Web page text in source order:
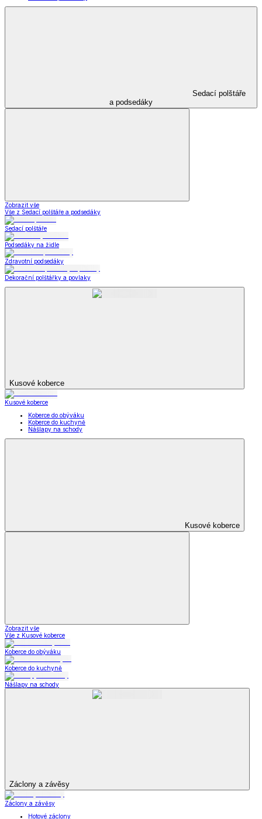
Sedací polštáře
a podsedáky
Zobrazit vše
Vše z Sedací polštáře a podsedáky
Sedací polštáře
Podsedáky na židle
Zdravotní podsedáky
Dekorační polštářky a povlaky
Kusové koberce
Kusové koberce
Koberce do obýváku
Koberce do kuchyně
Nášlapy na schody
Kusové koberce
Zobrazit vše
Vše z Kusové koberce
Koberce do obýváku
Koberce do kuchyně
Nášlapy na schody
Záclony a závěsy
Záclony a závěsy
Hotové záclony